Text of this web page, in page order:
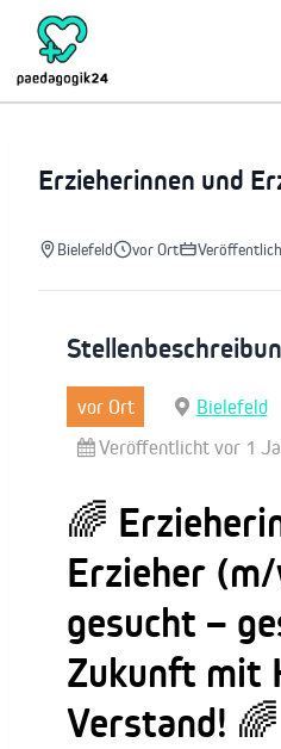
Inhalt
springen
Erzieherinnen und
Bielefeld vor Ort
vor Ort
Bielefeld
Veröffentlicht vor 1
🌈
Erzieher
gesucht –
Zukunft mit
Verstand! 🌈